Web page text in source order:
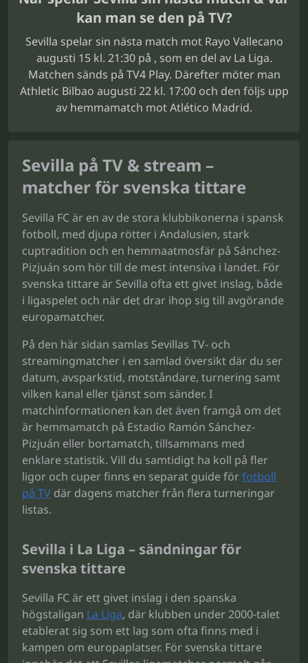
kan man se den på TV?
Sevilla spelar sin nästa match mot Rayo Vallecano
augusti 15 kl. 21:30 på , som en del av La Liga.
Matchen sänds på TV4 Play. Därefter möter man
Athletic Bilbao augusti 22 kl. 17:00 och den följs upp
av hemmamatch mot Atlético Madrid.
Sevilla på TV & stream –
matcher för svenska tittare
Sevilla FC är en av de stora klubbikonerna i spansk
fotboll, med djupa rötter i Andalusien, stark
cuptradition och en hemmaatmosfär på Sánchez-
Pizjuán som hör till de mest intensiva i landet. För
svenska tittare är Sevilla ofta ett givet inslag, både
i ligaspelet och när det drar ihop sig till avgörande
europamatcher.
På den här sidan samlas Sevillas TV- och
streamingmatcher i en samlad översikt där du ser
datum, avsparkstid, motståndare, turnering samt
vilken kanal eller tjänst som sänder. I
matchinformationen kan det även framgå om det
är hemmamatch på Estadio Ramón Sánchez-
Pizjuán eller bortamatch, tillsammans med
enklare statistik. Vill du samtidigt ha koll på fler
ligor och cuper finns en separat guide förfotboll
på TV där dagens matcher från flera turneringar
listas.
Sevilla i La Liga – sändningar för
svenska tittare
Sevilla FC är ett givet inslag i den spanska
högstaligan La Liga, där klubben under 2000-talet
etablerat sig som ett lag som ofta finns med i
kampen om europaplatser. För svenska tittare